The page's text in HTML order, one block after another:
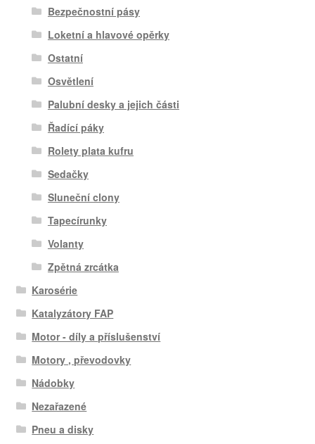
Bezpečnostní pásy
Loketní a hlavové opěrky
Ostatní
Osvětlení
Palubní desky a jejich části
Řadící páky
Rolety plata kufru
Sedačky
Sluneční clony
Tapecírunky
Volanty
Zpětná zrcátka
Karosérie
Katalyzátory FAP
Motor - díly a příslušenství
Motory , převodovky
Nádobky
Nezařazené
Pneu a disky